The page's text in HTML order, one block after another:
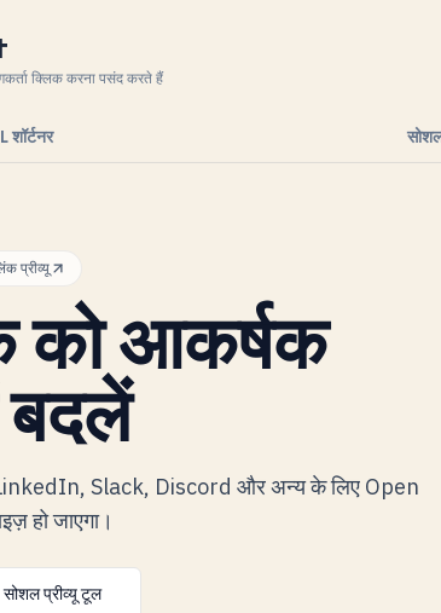
क्लिक करना पसंद करते हैं
शॉर्टनर
प्रीव्यू
को आकर्षक
बदलें
LinkedIn, Slack, Discord और अन्य के लिए Open
हो जाएगा।
सोशल प्रीव्यू टूल